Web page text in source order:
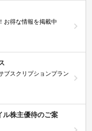
お得な情報を掲載中
ブスクリプションプラン
ル株主優待のご案